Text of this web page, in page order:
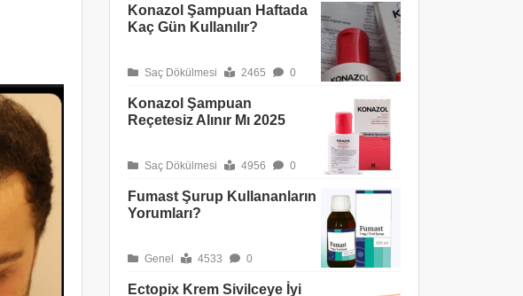
Konazol Şampuan Haftada
Kaç Gün Kullanılır?
Saç Dökülmesi 2465 0
Konazol Şampuan
Reçetesiz Alınır Mı 2025
Saç Dökülmesi 4956 0
Fumast Şurup Kullananların
Yorumları?
Genel 4533 0
Ectopix Krem Sivilceye İyi